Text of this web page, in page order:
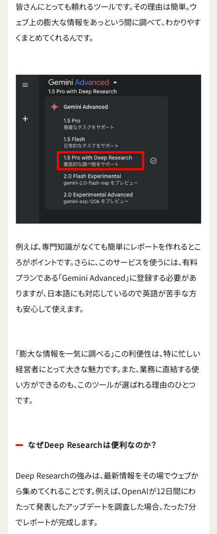
皆さんにとっても頼れるツールです。その理由は簡単。ウ
ェブ上の膨大な情報をあっという間に調べて、わかりやす
くまとめてくれるんです。
例えば、専門知識がなくても簡単にレポートを作れるとこ
ろがポイントです。さらに、このサービスを使うには、有料
プランである「Gemini Advanced」に登録する必要があ
りますが、日本語にも対応しているので英語が苦手な方
も安心して使えます。
「膨大な情報を一気に調べる」この利便性は、特に忙しい
経営者にとって大きな魅力です。また、業務に直結する使
い方ができるのも、このツールが選ばれる理由のひとつ
です。
なぜDeep Researchは便利なのか？
Deep Researchの強みは、最新情報をその場でウェブか
ら集めてくれることです。例えば、OpenAIが12日間にわ
たって発表したアップデートを調査した場合、たった7分
でレポートが完成します。